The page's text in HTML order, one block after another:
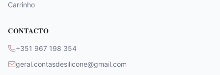
Carrinho
CONTACTO
+351 967 198 354
geral.contasdesilicone@gmail.com